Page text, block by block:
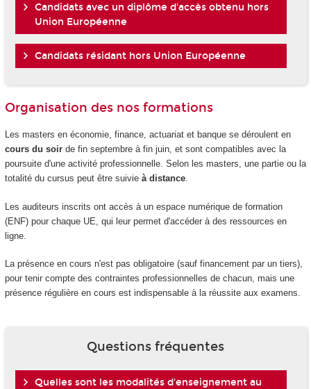
Candidats avec un diplôme d'accès obtenu hors
Union Européenne
Candidats résidant hors Union Européenne
Organisation des nos formations
Les masters en économie, finance, actuariat et banque se déroulent en
cours du soir de fin septembre à fin juin, et sont compatibles avec la
poursuite d'une activité professionnelle. Selon les masters, une partie ou la
totalité du cursus peut être suivie à distance.
Les auditeurs inscrits ont accès à un espace numérique de formation
(ENF) pour chaque UE, qui leur permet d'accéder à des ressources en
ligne.
La présence en cours n'est pas obligatoire (sauf financement par un tiers),
pour tenir compte des contraintes professionnelles de chacun, mais une
présence régulière en cours est indispensable à la réussite aux examens.
Questions fréquentes
Quelles sont les modalités d'enseignement au